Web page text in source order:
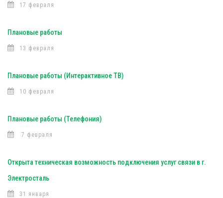
17 февраля
Плановые работы
13 февраля
Плановые работы (Интерактивное ТВ)
10 февраля
Плановые работы (Телефония)
7 февраля
Открыта техническая возможность подключения услуг связи в г.
Электросталь
31 января